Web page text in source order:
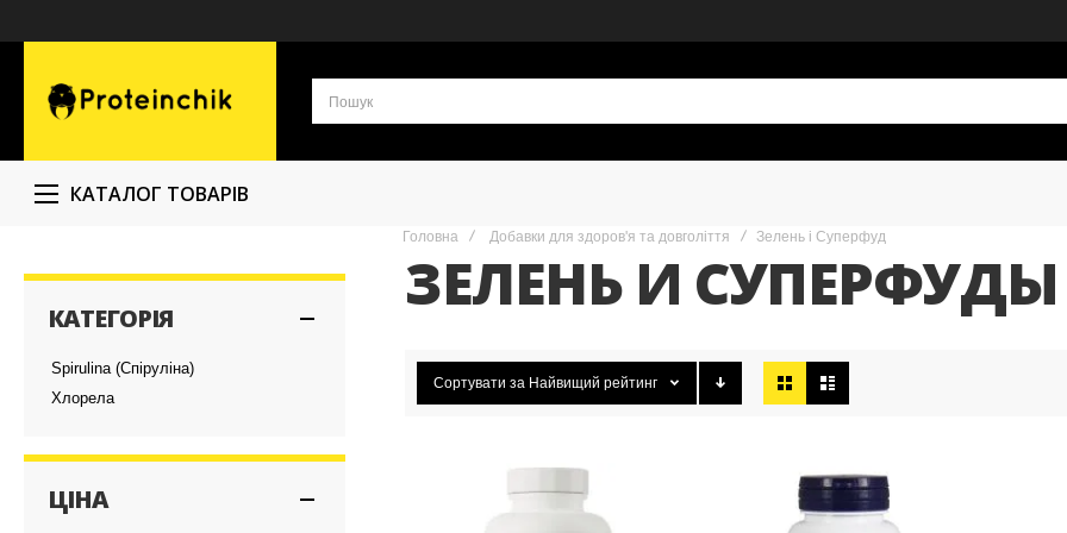
КАТАЛОГ ТОВАРІВ
Головна Добавки для здоров'я та довголіття Зелень і Суперфуд
ЗЕЛЕНЬ И СУПЕРФУДЫ
Сортувати за Найвищий рейтинг
КАТЕГОРІЯ
Spirulina (Спіруліна)
Хлорела
ЦІНА